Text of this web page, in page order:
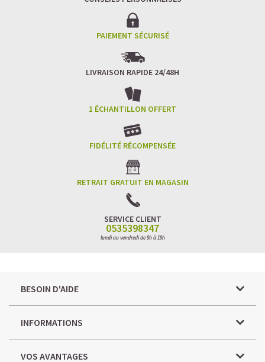
PAIEMENT SÉCURISÉ
LIVRAISON RAPIDE 24/48H
1 ÉCHANTILLON OFFERT
FIDÉLITÉ RÉCOMPENSÉE
RETRAIT GRATUIT EN MAGASIN
SERVICE CLIENT
0535398347
lundi au vendredi de 9h à 19h
BESOIN D'AIDE
INFORMATIONS
VOS AVANTAGES